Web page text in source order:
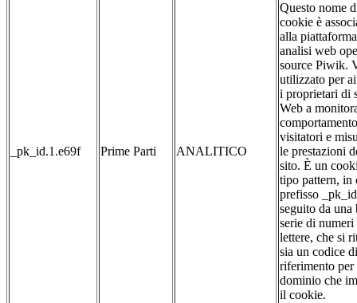
_pk_id.1.e69f Prime Parti ANALITICO
Questo nome
cookie è
alla
analisi web
source Piwik.
utilizzato per
i proprietari di
Web a
visitatori e
le prestazioni
sito. È un
tipo pattern, in
prefisso
seguito da una
serie di numeri
lettere, che si
sia un codice di
riferimento
dominio che
il cookie.